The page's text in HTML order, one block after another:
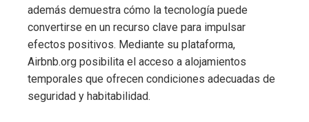
además demuestra cómo la tecnología puede
convertirse en un recurso clave para impulsar
efectos positivos. Mediante su plataforma,
Airbnb.org posibilita el acceso a alojamientos
temporales que ofrecen condiciones adecuadas de
seguridad y habitabilidad.